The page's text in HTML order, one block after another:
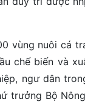
vùng nuôi cá
chế biến và
ngư dân
trưởng Bộ